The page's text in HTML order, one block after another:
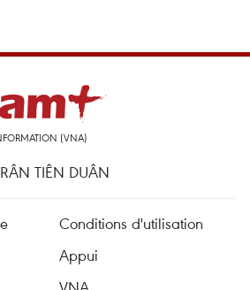
(VNA)
TIÊN DUÂN
Conditions d'utilisation
Appui